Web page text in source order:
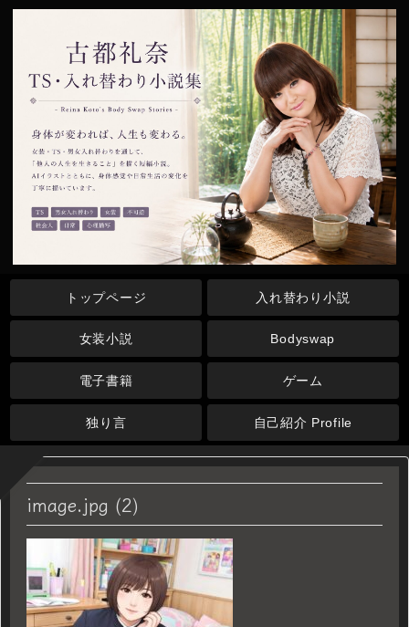
トップページ 入れ替わり小説
女装小説 Bodyswap
電子書籍 ゲーム
独り言 自己紹介 Profile
image.jpg (2)